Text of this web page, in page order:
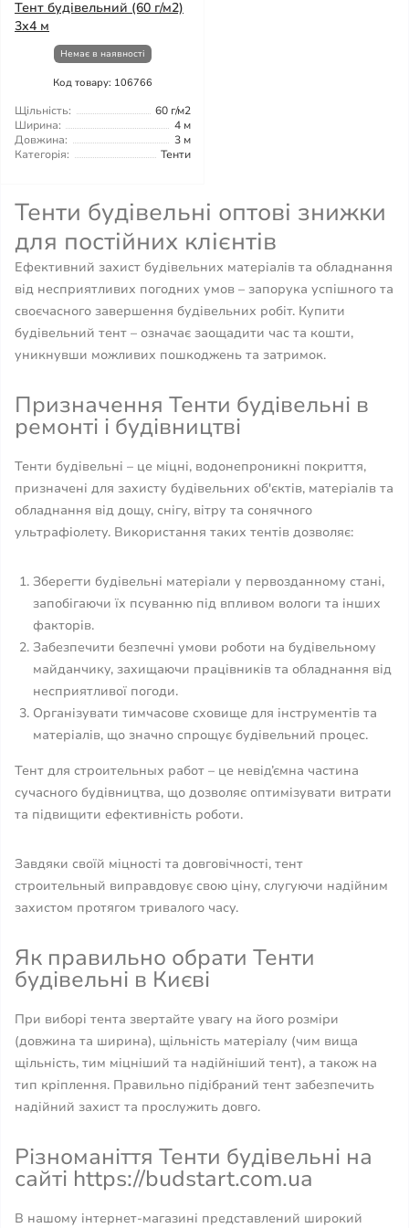
Тент будівельний (60 г/м2)
3х4 м
Немає в наявності
Код товару: 106766
Щільність:
60 г/м2
Ширина:
4 м
Довжина:
3 м
Категорія:
Тенти
Тенти будівельні оптові знижки
для постійних клієнтів
Ефективний захист будівельних матеріалів та обладнання
від несприятливих погодних умов – запорука успішного та
своєчасного завершення будівельних робіт. Купити
будівельний тент – означає заощадити час та кошти,
уникнувши можливих пошкоджень та затримок.
Призначення Тенти будівельні в
ремонті і будівництві
Тенти будівельні – це міцні, водонепроникні покриття,
призначені для захисту будівельних об'єктів, матеріалів та
обладнання від дощу, снігу, вітру та сонячного
ультрафіолету. Використання таких тентів дозволяє:
Зберегти будівельні матеріали у первозданному стані,
запобігаючи їх псуванню під впливом вологи та інших
факторів.
Забезпечити безпечні умови роботи на будівельному
майданчику, захищаючи працівників та обладнання від
несприятливої погоди.
Організувати тимчасове сховище для інструментів та
матеріалів, що значно спрощує будівельний процес.
Тент для строительных работ – це невід’ємна частина
сучасного будівництва, що дозволяє оптимізувати витрати
та підвищити ефективність роботи.
Завдяки своїй міцності та довговічності, тент
строительный виправдовує свою ціну, слугуючи надійним
захистом протягом тривалого часу.
Як правильно обрати Тенти
будівельні в Києві
При виборі тента звертайте увагу на його розміри
(довжина та ширина), щільність матеріалу (чим вища
щільність, тим міцніший та надійніший тент), а також на
тип кріплення. Правильно підібраний тент забезпечить
надійний захист та прослужить довго.
Різноманіття Тенти будівельні на
сайті https://budstart.com.ua
В нашому інтернет-магазині представлений широкий